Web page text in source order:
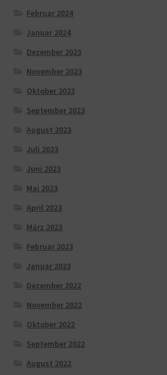
Februar 2024
Januar 2024
Dezember 2023
November 2023
Oktober 2023
September 2023
August 2023
Juli 2023
Juni 2023
Mai 2023
April 2023
März 2023
Februar 2023
Januar 2023
Dezember 2022
November 2022
Oktober 2022
September 2022
August 2022